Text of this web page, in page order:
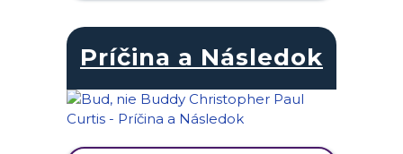
Príčina a Následok